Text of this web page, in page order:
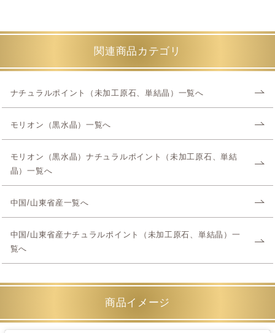
関連商品カテゴリ
ナチュラルポイント（未加工原石、単結晶）一覧へ
モリオン（黒水晶）一覧へ
モリオン（黒水晶）ナチュラルポイント（未加工原石、単結
晶）一覧へ
中国/山東省産一覧へ
中国/山東省産ナチュラルポイント（未加工原石、単結晶）一
覧へ
商品イメージ